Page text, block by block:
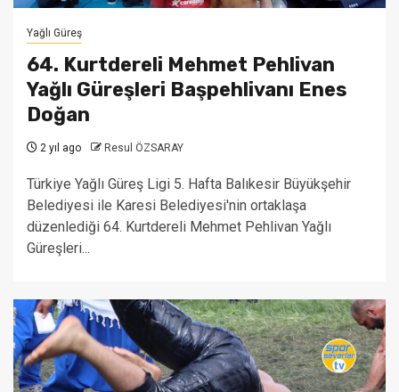
Yağlı Güreş
64. Kurtdereli Mehmet Pehlivan
Yağlı Güreşleri Başpehlivanı Enes
Doğan
2 yıl ago Resul ÖZSARAY
Türkiye Yağlı Güreş Ligi 5. Hafta Balıkesir Büyükşehir
Belediyesi ile Karesi Belediyesi'nin ortaklaşa
düzenlediği 64. Kurtdereli Mehmet Pehlivan Yağlı
Güreşleri...